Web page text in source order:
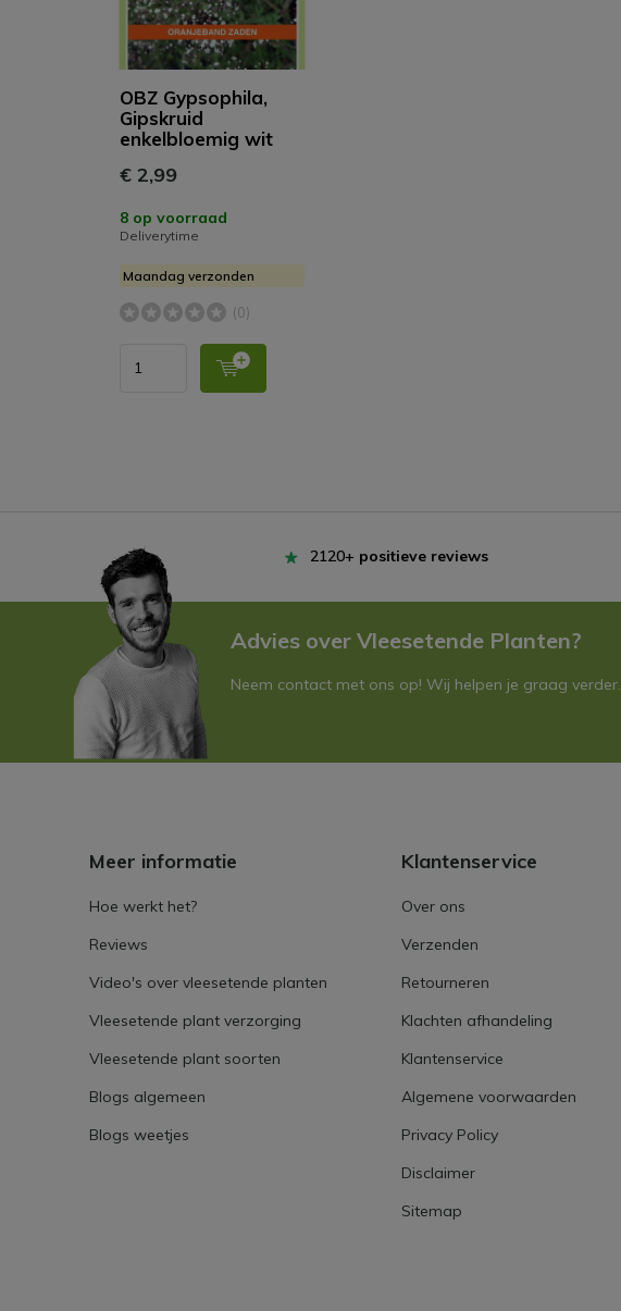
OBZ Gypsophila,
Gipskruid
enkelbloemig wit
€ 2,99
8 op voorraad
Deliverytime
Maandag verzonden
(0)
2120+ positieve reviews
Advies over Vleesetende Planten?
Neem contact met ons op! Wij helpen je graag verder.
Meer informatie
Hoe werkt het?
Reviews
Video's over vleesetende planten
Vleesetende plant verzorging
Vleesetende plant soorten
Blogs algemeen
Blogs weetjes
Klantenservice
Over ons
Verzenden
Retourneren
Klachten afhandeling
Klantenservice
Algemene voorwaarden
Privacy Policy
Disclaimer
Sitemap